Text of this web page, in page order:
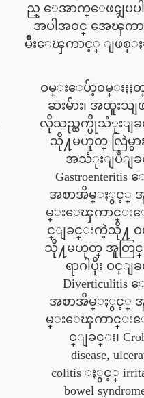
ည္ ေအာက္ေဖၚျပပါ
အပါအဝင္ အေၾက
မ်ိဳးေၾကာင့္ ျဖစ္ႏို
ဝမ္းေပ်ာ့ဝမ္းႏ
ဆးမ်ား၊ အထူးသ
လိုသည္ထက္ပိုသံုးျ
သို႔မဟုတ္ လြဲမွား
အသံုးျပဳျခ
Gastroenteritis
အစာအိမ္ႏွင့္
မ္းေၾကာင္းေ
င္ျခင္းကဲ့သို႔
သို႔မဟုတ္ အူတြ
ရာဂါပိုး ဝင္ျ
Diverticulitis
အစာအိမ္ႏွင့္
မ္းေၾကာင္းေ
င္ျခင္း၊
disease,
colitis ႏွင့္
bowel